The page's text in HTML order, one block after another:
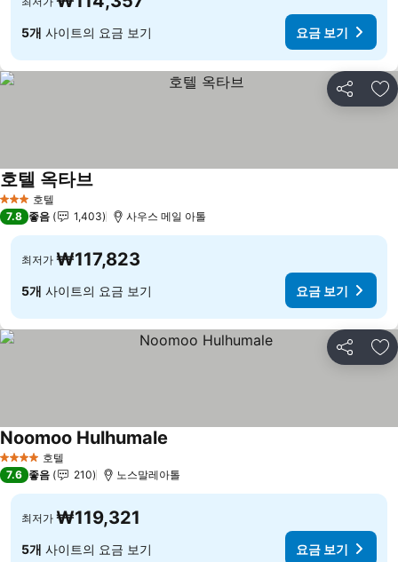
5개 사이트의 요금 보기 요금 보기
공유 즐
3 성급 호텔
호텔 옥타브요금 보기
7.8 좋음 1,403 사우스 메일 아톨
최저가 ₩117,823
5개 사이트의 요금 보기 요금 보기
공유 즐
4 성급 호텔
Noomoo Hulhumale
7.6 좋음 210 노스말레아톨
최저가 ₩119,321
5개 사이트의 요금 보기 요금 보기